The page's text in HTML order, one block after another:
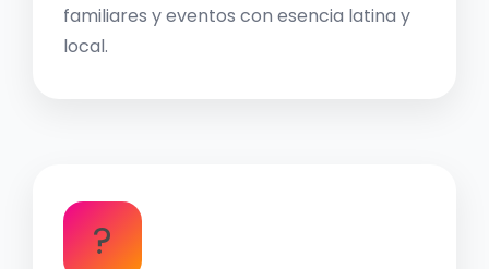
familiares y eventos con esencia latina y
local.
?